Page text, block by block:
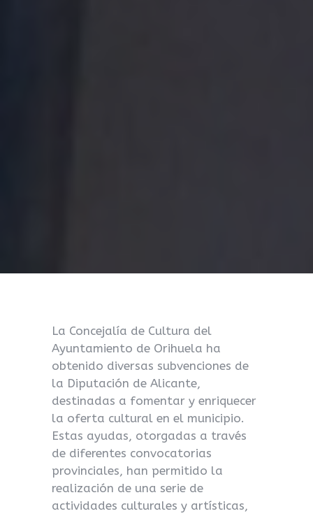
La Concejalía de Cultura del
Ayuntamiento de Orihuela ha
obtenido diversas subvenciones de
la Diputación de Alicante,
destinadas a fomentar y enriquecer
la oferta cultural en el municipio.
Estas ayudas, otorgadas a través
de diferentes convocatorias
provinciales, han permitido la
realización de una serie de
actividades culturales y artísticas,